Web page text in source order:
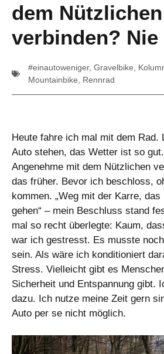
dem Nützlichen
verbinden? Nie
#einautoweniger, Gravelbike
Mountainbike
Rennrad
Heute fahre ich mal mit dem Rad.
Auto stehen, das Wetter ist so
Angenehme mit dem Nützlichen
das früher. Bevor ich beschloss,
kommen. „Weg mit der Karre,
gehen“ – mein Beschluss stand
mal so recht überlegte: Kaum,
war ich gestresst. Es musste
sein. Als wäre ich konditioniert
Stress. Vielleicht gibt es
Sicherheit und Entspannung gibt.
dazu. Ich nutze meine Zeit gern
Auto per se nicht möglich.